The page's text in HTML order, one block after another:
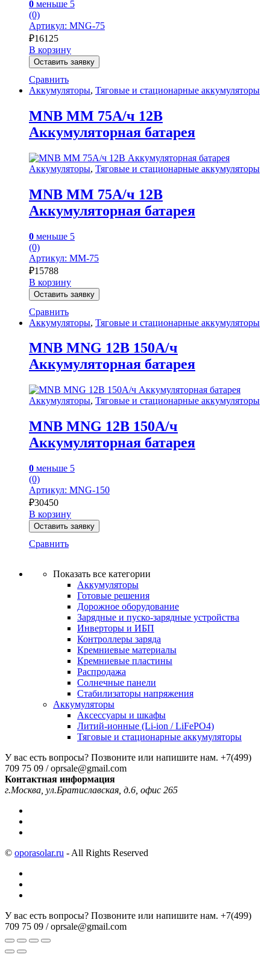
0 меньше 5
(0)
Артикул: MNG-75
₽16125
В корзину
Оставить заявку
Сравнить
Аккумуляторы, Тяговые и стационарные аккумуляторы
MNB MM 75А/ч 12В
Аккумуляторная батарея
Аккумуляторы, Тяговые и стационарные аккумуляторы
MNB MM 75А/ч 12В
Аккумуляторная батарея
0 меньше 5
(0)
Артикул: MM-75
₽15788
В корзину
Оставить заявку
Сравнить
Аккумуляторы, Тяговые и стационарные аккумуляторы
MNB MNG 12В 150А/ч
Аккумуляторная батарея
Аккумуляторы, Тяговые и стационарные аккумуляторы
MNB MNG 12В 150А/ч
Аккумуляторная батарея
0 меньше 5
(0)
Артикул: MNG-150
₽30450
В корзину
Оставить заявку
Сравнить
Показать все категории
Аккумуляторы
Готовые решения
Дорожное оборудование
Зарядные и пуско-зарядные устройства
Инверторы и ИБП
Контроллеры заряда
Кремниевые материалы
Кремниевые пластины
Распродажа
Солнечные панели
Стабилизаторы напряжения
Аккумуляторы
Аксессуары и шкафы
Литий-ионные (Li-ion / LiFePO4)
Тяговые и стационарные аккумуляторы
У вас есть вопросы? Позвоните или напишите нам. +7(499)
709 75 09 / oprsale@gmail.com
Контактная информация
г.Москва, ул.Братиславская, д.6, офис 265
© oporasolar.ru - All Rights Reserved
У вас есть вопросы? Позвоните или напишите нам. +7(499)
709 75 09 / oprsale@gmail.com